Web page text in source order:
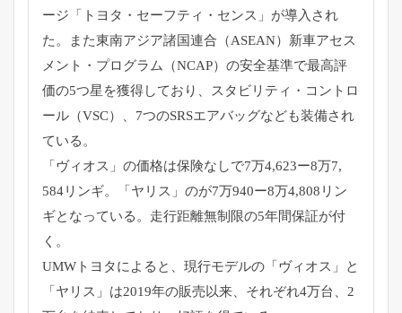
ージ「トヨタ・セーフティ・センス」が導入され
た。
また東南アジア諸国連合（ASEAN）新車アセス
メント・ プログラム（NCAP） の安全基準で最高評
価の5つ星を獲得しており、スタビリティ・ コントロ
ール（VSC）、 7つのSRSエアバッグなども装備され
ている。
「ヴィオス」の価格は保険なしで7万4,623ー8万7,
584リンギ。「ヤリス」のが7万940ー8万4,808リン
ギとなっている。走行距離無制限の5年間保証が付
く。
UMWトヨタによると、現行モデルの「ヴィオス」と
「ヤリス」 は2019年の販売以来、それぞれ4万台、 2